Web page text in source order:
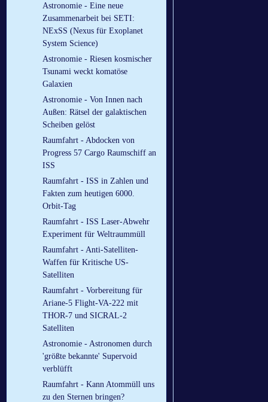
Astronomie - Eine neue
Zusammenarbeit bei SETI:
NExSS (Nexus für Exoplanet
System Science)
Astronomie - Riesen kosmischer
Tsunami weckt komatöse
Galaxien
Astronomie - Von Innen nach
Außen: Rätsel der galaktischen
Scheiben gelöst
Raumfahrt - Abdocken von
Progress 57 Cargo Raumschiff an
ISS
Raumfahrt - ISS in Zahlen und
Fakten zum heutigen 6000.
Orbit-Tag
Raumfahrt - ISS Laser-Abwehr
Experiment für Weltraummüll
Raumfahrt - Anti-Satelliten-
Waffen für Kritische US-
Satelliten
Raumfahrt - Vorbereitung für
Ariane-5 Flight-VA-222 mit
THOR-7 und SICRAL-2
Satelliten
Astronomie - Astronomen durch
'größte bekannte' Supervoid
verblüfft
Raumfahrt - Kann Atommüll uns
zu den Sternen bringen?